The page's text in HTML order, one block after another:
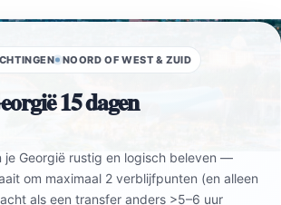
NOORD OF WEST & ZUID
15 dagen
je Georgië rustig en logisch beleven —
om maximaal 2 verblijfpunten (en alleen
als een transfer anders >5–6 uur